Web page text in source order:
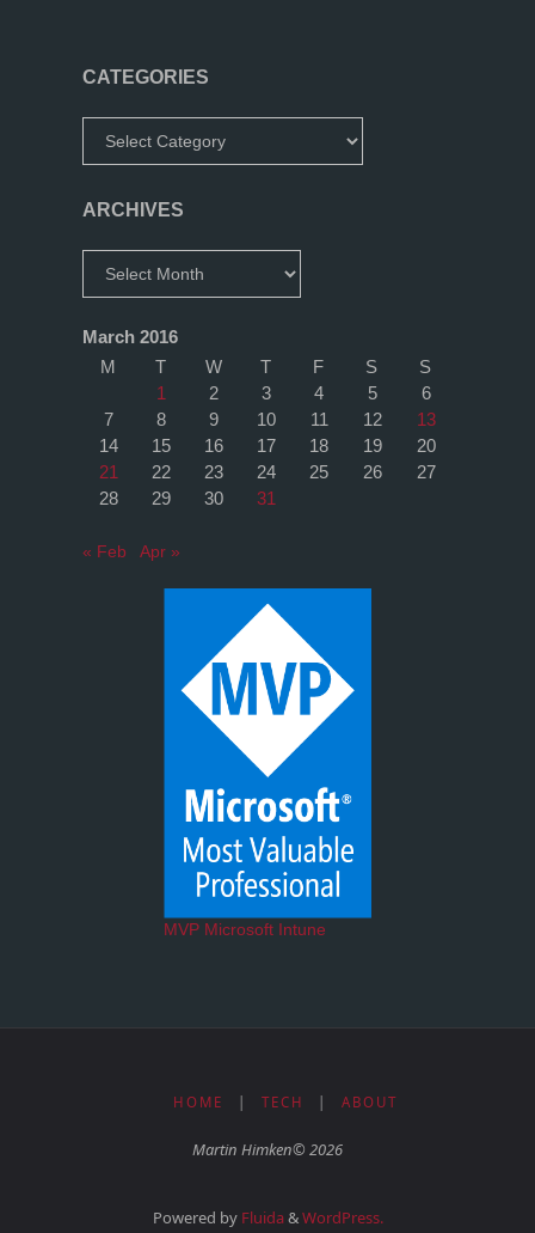
CATEGORIES
ARCHIVES
March 2016
M
T W T F S
S
1
2 3 4 5
6
7
8 9 10 11 12
13
14
15 16 17 18 19
20
21
22 23 24 25 26
27
28
29 30 31
« Feb Apr »
MVP Microsoft Intune
HOME TECH ABOUT
Martin Himken© 2026
Powered byFluida&WordPress.